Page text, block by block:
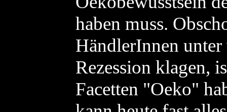
haben muss.
HändlerInnen
Rezession klagen,
Facetten "Oeko"